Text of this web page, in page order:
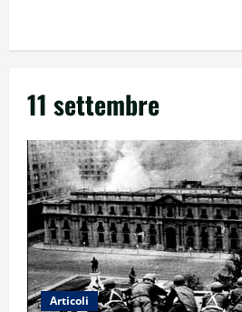
11 settembre
Articoli